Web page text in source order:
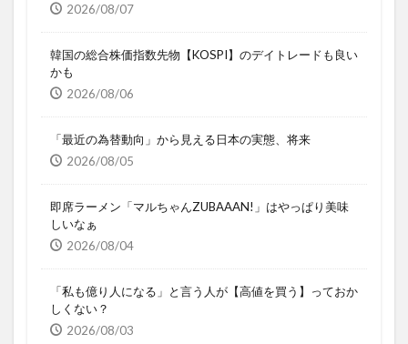
2026/08/07
韓国の総合株価指数先物【KOSPI】のデイトレードも良い
かも
2026/08/06
「最近の為替動向」から見える日本の実態、将来
2026/08/05
即席ラーメン「マルちゃんZUBAAAN!」はやっぱり美味
しいなぁ
2026/08/04
「私も億り人になる」と言う人が【高値を買う】っておか
しくない？
2026/08/03